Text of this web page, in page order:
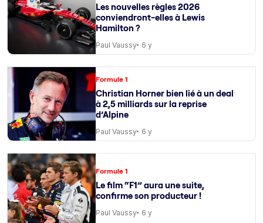
Les nouvelles règles 2026
conviendront-elles à Lewis
Hamilton ?
Paul Vaussy 6 y
Formule 1
Christian Horner bien lié à un deal
à 2,5 milliards sur la reprise
d’Alpine
Paul Vaussy 6 y
Formule 1
Le film “F1” aura une suite,
confirme son producteur !
Paul Vaussy 6 y